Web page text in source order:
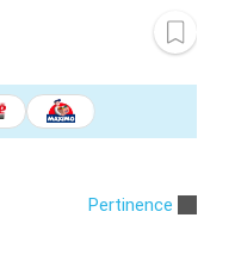
Pertinence